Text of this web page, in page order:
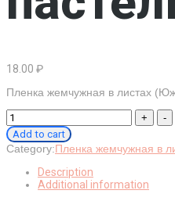
18.00 ₽
Пленка жемчужная в листах
Листы
жемчужная
тонировка
60/60
пастель/
персик
quantity
Add to cart
Category:Пленка жемчужная в
Description
Additional information